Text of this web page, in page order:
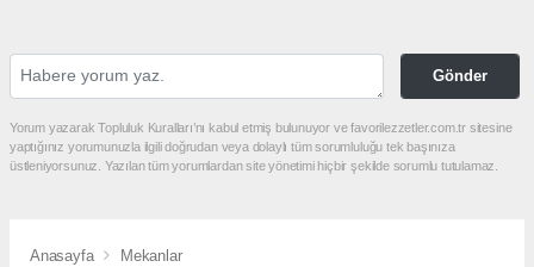
Gönder
Yorum yazarak Topluluk Kuralları’nı kabul etmiş bulunuyor ve favorilezzetler.com.tr sitesine
yaptığınız yorumunuzla ilgili doğrudan veya dolaylı tüm sorumluluğu tek başınıza
üstleniyorsunuz. Yazılan tüm yorumlardan site yönetimi hiçbir şekilde sorumlu tutulamaz.
Anasayfa Mekanlar